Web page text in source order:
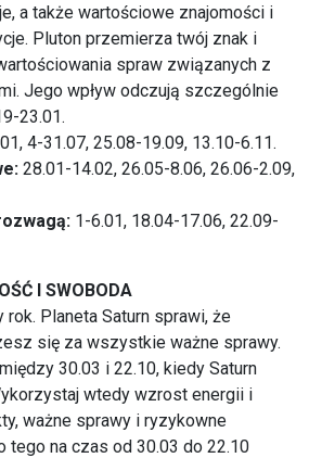
a także wartościowe znajomości i
Pluton przemierza twój znak i
spraw związanych z
Jego wpływ odczują szczególnie
23.01.
4-31.07, 25.08-19.09, 13.10-6.11.
28.01-14.02, 26.05-8.06, 26.06-2.09,
1-6.01, 18.04-17.06, 22.09-
I SWOBODA
Planeta Saturn sprawi, że
się za wszystkie ważne sprawy.
30.03 i 22.10, kiedy Saturn
wtedy wzrost energii i
ważne sprawy i ryzykowne
tego na czas od 30.03 do 22.10